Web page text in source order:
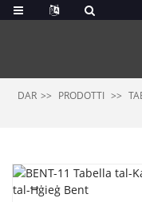
DAR PRODOTTI